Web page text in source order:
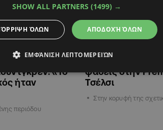
στημένα ματς
«Το
ήταν
περιόδου
φάσεις στην
Τσέλσι
Στην κορυφή της
SHOW ALL PARTNERS (1499) →
ΑΠΟΔΟΧΉ ΌΛΩΝ
ΌΛΩΝ
ΕΜΦΆΝΙΣΗ ΛΕΠΤΟΜΕΡΕΙΏΝ